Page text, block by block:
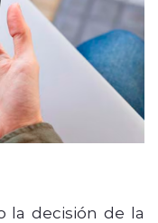
la decisión de la